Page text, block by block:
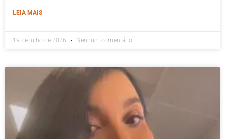
LEIA MAIS
19 de julho de 2026 Nenhum comentário